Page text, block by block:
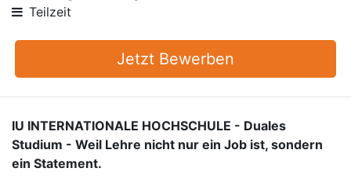
Teilzeit
Jetzt Bewerben
IU INTERNATIONALE HOCHSCHULE - Duales
Studium - Weil Lehre nicht nur ein Job ist, sondern
ein Statement.